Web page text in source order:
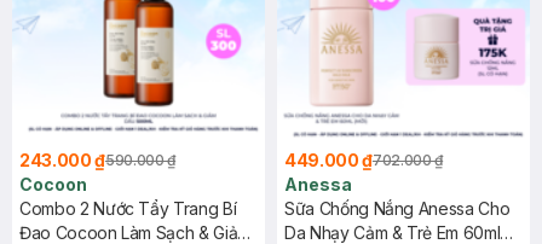
243.000 ₫590.000 ₫
Cocoon
Combo 2 Nước Tẩy Trang Bí
Đao Cocoon Làm Sạch & Giảm
449.000 ₫702.000 ₫
Anessa
Sữa Chống Nắng Anessa Cho
Da Nhạy Cảm & Trẻ Em 60ml